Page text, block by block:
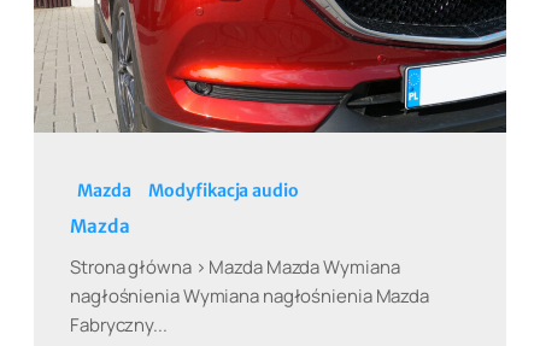
Mazda Modyfikacja audio
Mazda
Strona główna > Mazda Mazda Wymiana
nagłośnienia Wymiana nagłośnienia Mazda
Fabryczny...